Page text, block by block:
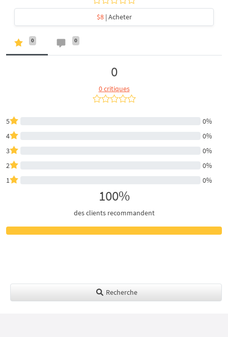
$8| Acheter
0 0
0
0 critiques
5
0%
4
0%
3
0%
2
0%
1
0%
100%
des clients recommandent
Recherche